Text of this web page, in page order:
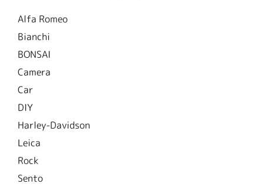
Alfa Romeo
Bianchi
BONSAI
Camera
Car
DIY
Harley-Davidson
Leica
Rock
Sento